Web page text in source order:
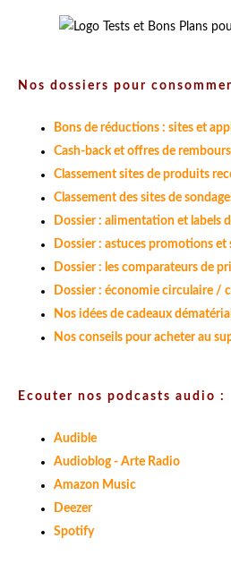
Nos dossiers pour
Bons de réductions : sites et
Cash-back et offres de
Classement sites de produits
Classement des sites de
Dossier : alimentation et labels
Dossier : astuces promotions et
Dossier : les comparateurs de
Dossier : économie circulaire /
Nos idées de cadeaux
Nos conseils pour acheter au
Ecouter nos podcasts audio :
Audible
Audioblog - Arte Radio
Amazon Music
Deezer
Spotify